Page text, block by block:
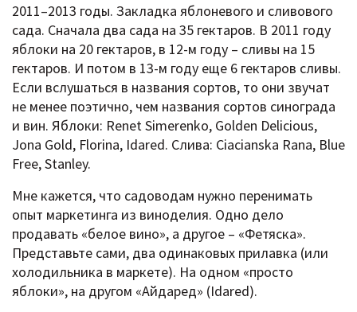
2011–2013 годы. Закладка яблоневого и сливового
сада. Сначала два сада на 35 гектаров. В 2011 году
яблоки на 20 гектаров, в 12-м году – сливы на 15
гектаров. И потом в 13-м году еще 6 гектаров сливы.
Если вслушаться в названия сортов, то они звучат
не менее поэтично, чем названия сортов синограда
и вин. Яблоки: Renet Simerenko, Golden Delicious,
Jona Gold, Florina, Idared. Слива: Ciacianska Rana, Blue
Free, Stanley.
Мне кажется, что садоводам нужно перенимать
опыт маркетинга из виноделия. Одно дело
продавать «белое вино», а другое – «Фетяска».
Представьте сами, два одинаковых прилавка (или
холодильника в маркете). На одном «просто
яблоки», на другом «Айдаред» (Idared).